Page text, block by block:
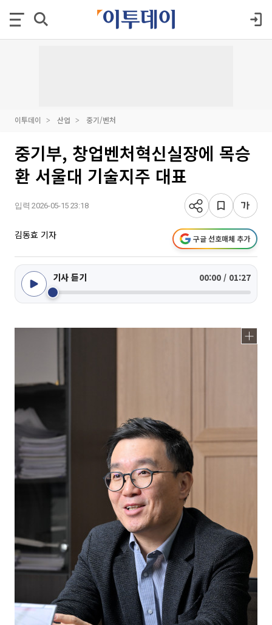
이투데이 산업 중기/벤처
중기부, 창업벤처혁신실장에 목승
환 서울대 기술지주 대표
입력 2026-05-15 23:18
김동효 기자 구글 선호매체 추가
기사 듣기 00:00 / 01:27